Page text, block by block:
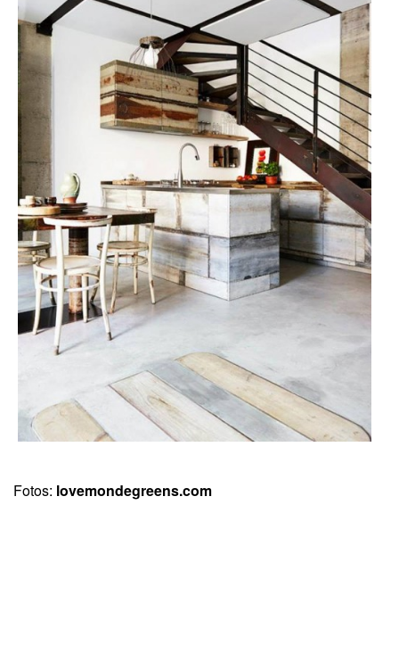
Fotos: lovemondegreens.com